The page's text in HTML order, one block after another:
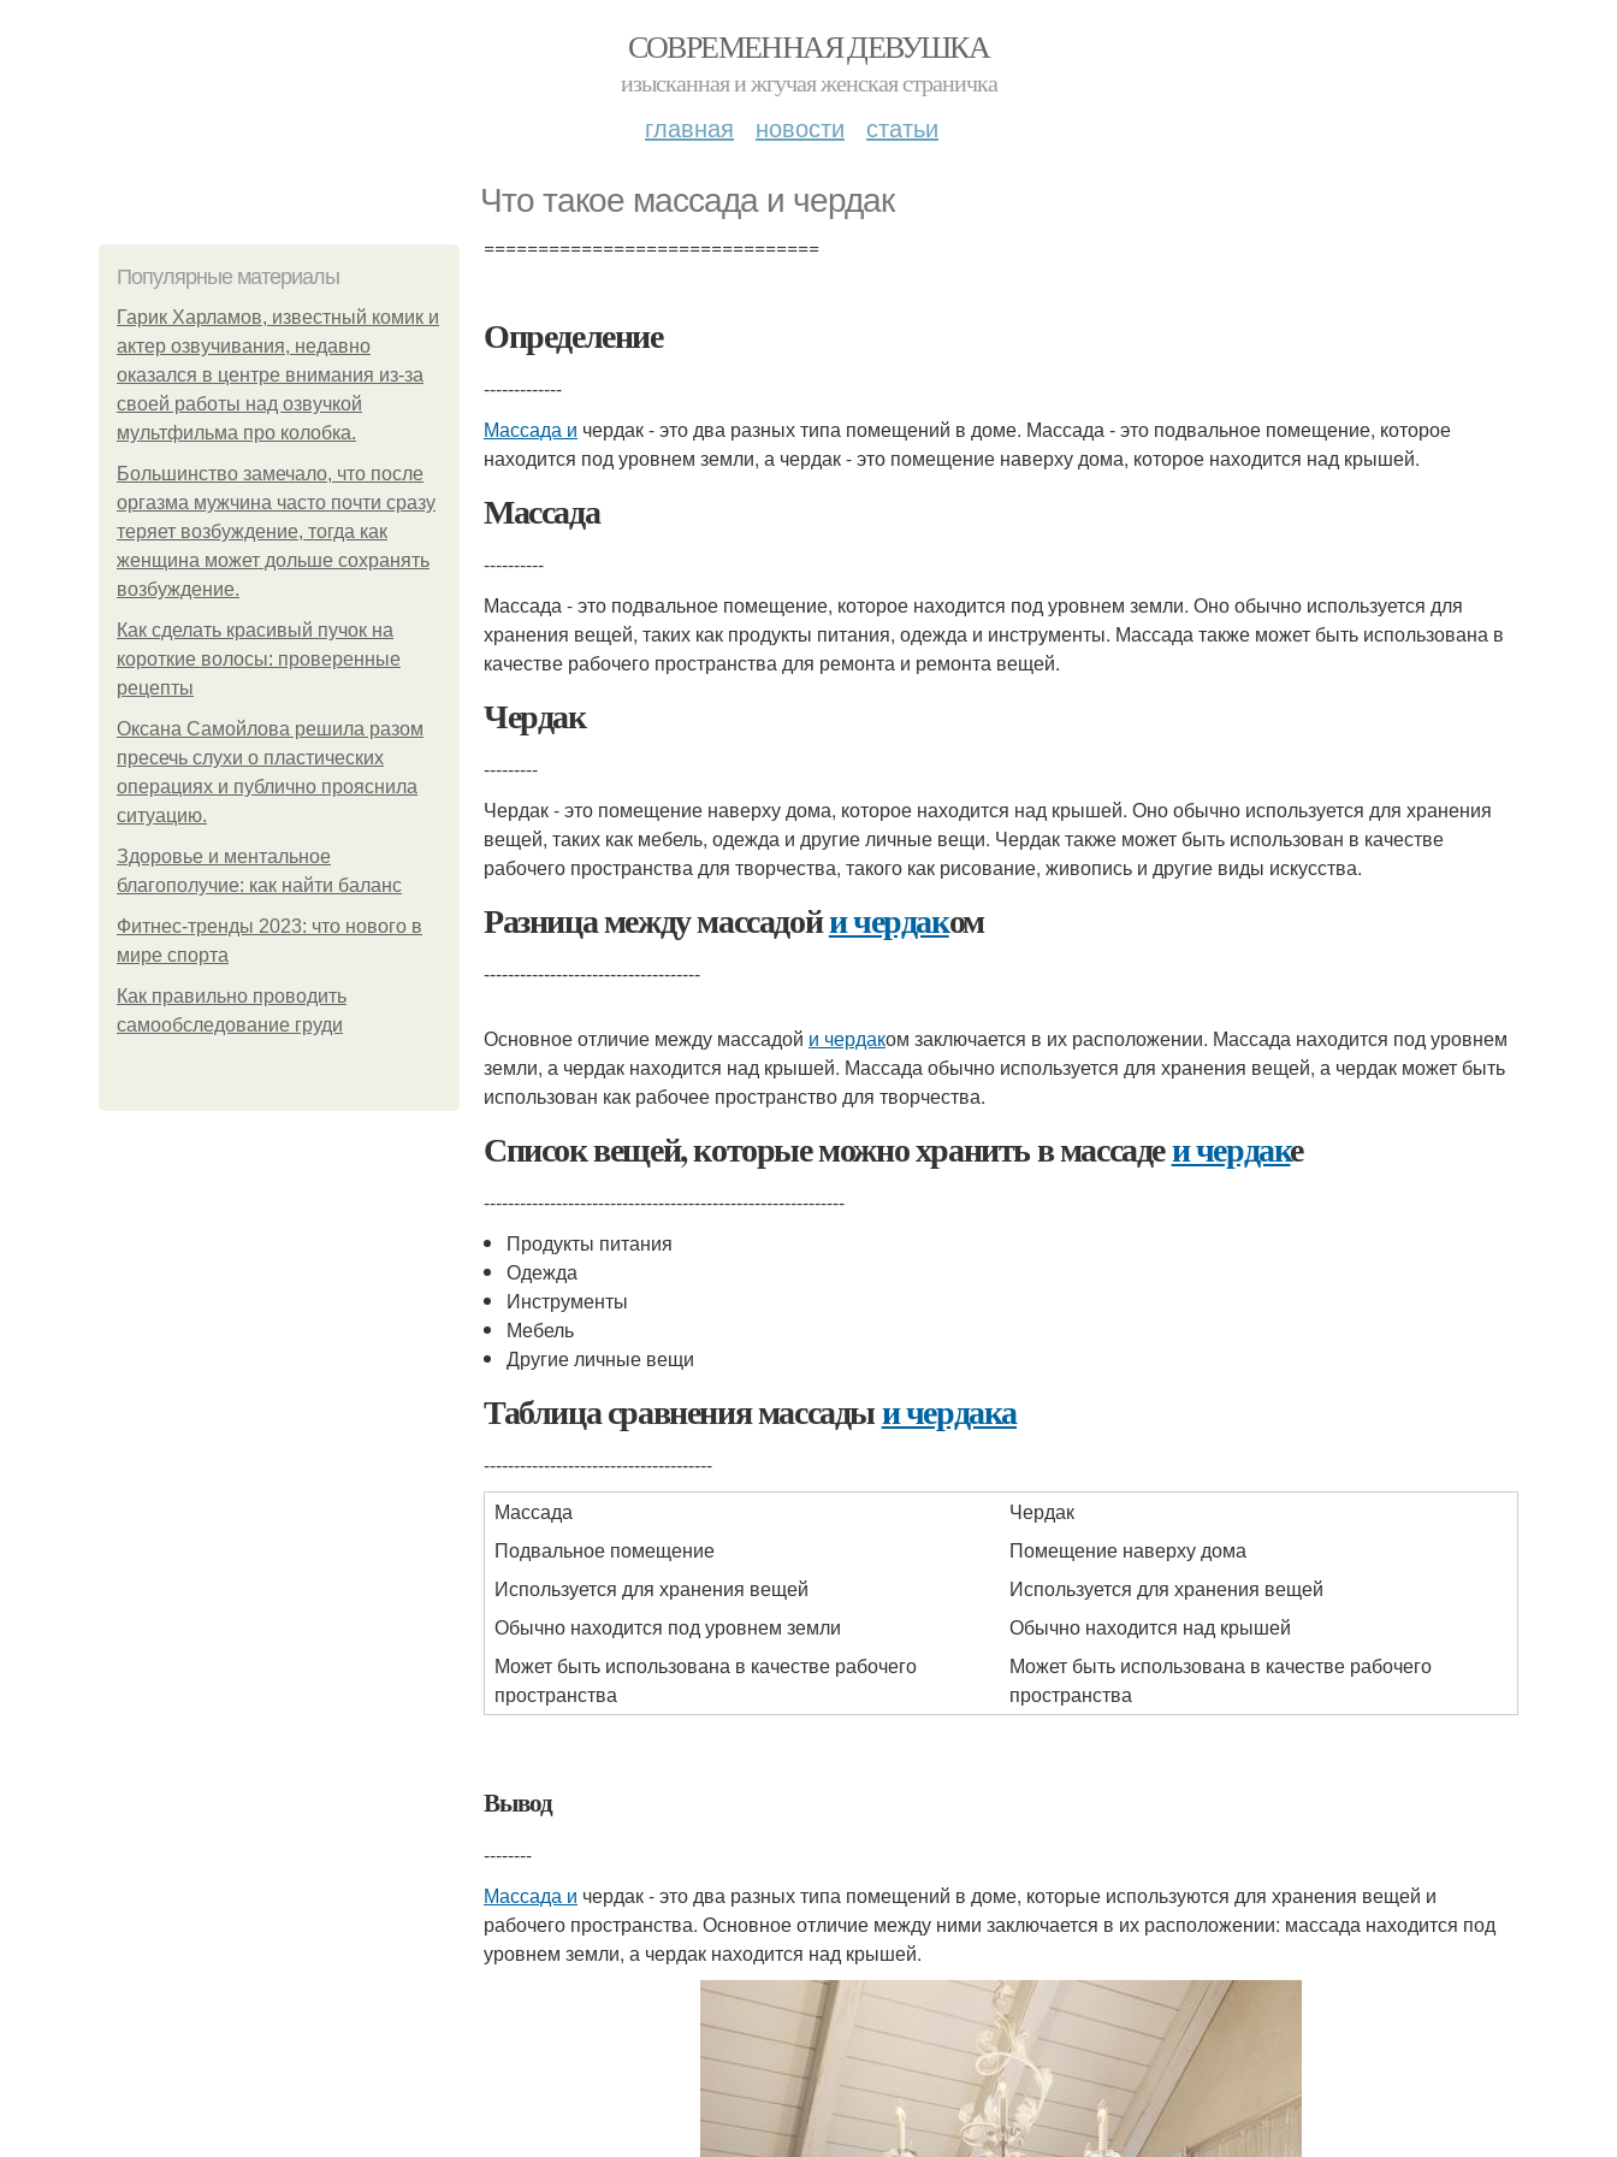
СОВРЕМЕННАЯ ДЕВУШКА
изысканная и жгучая женская страничка
главная новости статьи
Что такое массада и чердак
Популярные материалы
Гарик Харламов, известный комик и
актер озвучивания, недавно
оказался в центре внимания из-за
своей работы над озвучкой
мультфильма про колобка.
Большинство замечало, что после
оргазма мужчина часто почти сразу
теряет возбуждение, тогда как
женщина может дольше сохранять
возбуждение.
Как сделать красивый пучок на
короткие волосы: проверенные
рецепты
Оксана Самойлова решила разом
пресечь слухи о пластических
операциях и публично прояснила
ситуацию.
Здоровье и ментальное
благополучие: как найти баланс
Фитнес-тренды 2023: что нового в
мире спорта
Как правильно проводить
самообследование груди
===============================
Определение
-------------
Массада и чердак - это два разных типа помещений в доме. Массада - это подвальное помещение, которое
находится под уровнем земли, а чердак - это помещение наверху дома, которое находится над крышей.
Массада
----------
Массада - это подвальное помещение, которое находится под уровнем земли. Оно обычно используется для
хранения вещей, таких как продукты питания, одежда и инструменты. Массада также может быть использована в
качестве рабочего пространства для ремонта и ремонта вещей.
Чердак
---------
Чердак - это помещение наверху дома, которое находится над крышей. Оно обычно используется для хранения
вещей, таких как мебель, одежда и другие личные вещи. Чердак также может быть использован в качестве
рабочего пространства для творчества, такого как рисование, живопись и другие виды искусства.
Разница между массадойи чердаком
------------------------------------
Основное отличие между массадой и чердаком заключается в их расположении. Массада находится под уровнем
земли, а чердак находится над крышей. Массада обычно используется для хранения вещей, а чердак может быть
использован как рабочее пространство для творчества.
Список вещей, которые можно хранить в массадеи чердаке
------------------------------------------------------------
Продукты питания
Одежда
Инструменты
Мебель
Другие личные вещи
Таблица сравнения массадыи чердака
--------------------------------------
Массада
Чердак
Подвальное помещение
Помещение наверху дома
Используется для хранения вещей
Используется для хранения вещей
Обычно находится под уровнем земли
Обычно находится над крышей
Может быть использована в качестве рабочего
пространства
Может быть использована в качестве рабочего
пространства
Вывод
--------
Массада и чердак - это два разных типа помещений в доме, которые используются для хранения вещей и
рабочего пространства. Основное отличие между ними заключается в их расположении: массада находится под
уровнем земли, а чердак находится над крышей.